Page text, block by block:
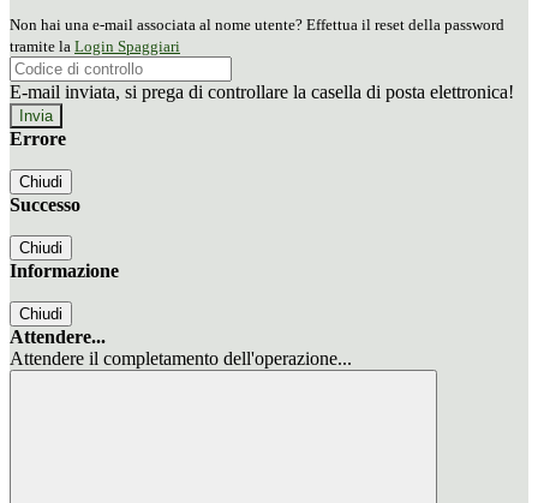
Non hai una e-mail associata al nome utente? Effettua il reset della password
tramite la Login Spaggiari
E-mail inviata, si prega di controllare la casella di posta elettronica!
Errore
Chiudi
Successo
Chiudi
Informazione
Chiudi
Attendere...
Attendere il completamento dell'operazione...